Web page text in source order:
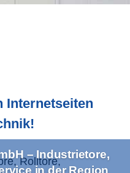
– Industrietore,
in der Region
Internetseiten
Rolltore,